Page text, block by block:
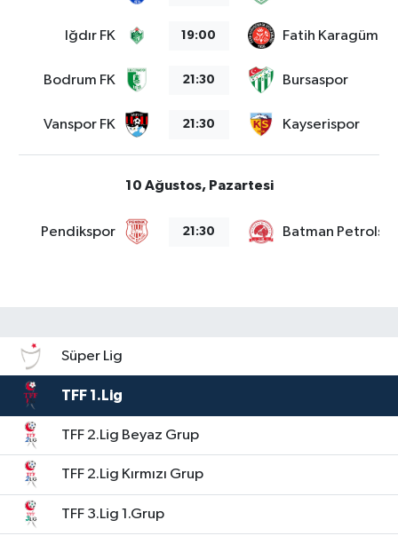
Iğdır FK 19:00 Fatih Karagümrük
Bodrum FK 21:30 Bursaspor
Vanspor FK 21:30 Kayserispor
10 Ağustos, Pazartesi
Pendikspor 21:30 Batman
Süper Lig
TFF 1.Lig
TFF 2.Lig Beyaz Grup
TFF 2.Lig Kırmızı Grup
TFF 3.Lig 1.Grup